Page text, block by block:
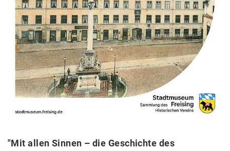
"Mit allen Sinnen – die Geschichte des